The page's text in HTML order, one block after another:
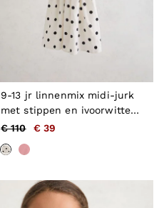
9-13 jr linnenmix midi-jurk
met stippen en ivoorwitte
stippen
€ 110 € 39